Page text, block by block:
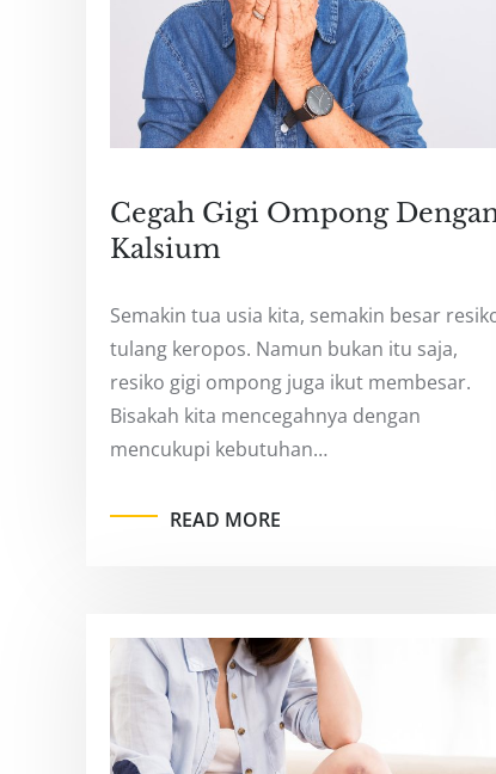
Cegah Gigi Ompong
Kalsium
Semakin tua usia kita, semakin besar
tulang keropos. Namun bukan itu saja,
resiko gigi ompong juga ikut membesar.
Bisakah kita mencegahnya dengan
mencukupi kebutuhan…
READ MORE